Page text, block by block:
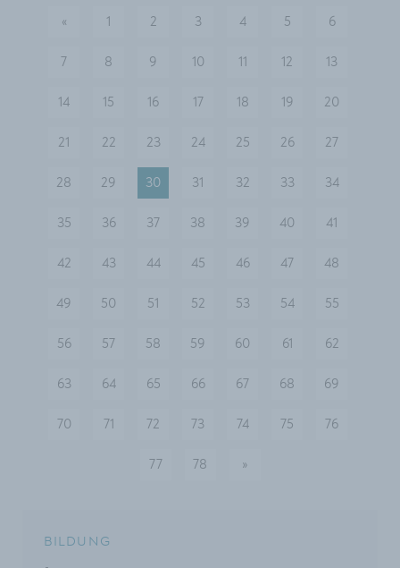
vorherige
« 1 2 3 4 5 6
7 8 9 10 11 12 13
14 15 16 17 18 19 20
21 22 23 24 25 26 27
28 29 30 31 32 33 34
35 36 37 38 39 40 41
42 43 44 45 46 47 48
49 50 51 52 53 54 55
56 57 58 59 60 61 62
63 64 65 66 67 68 69
70 71 72 73 74 75 76
77 78 »
BILDUNG